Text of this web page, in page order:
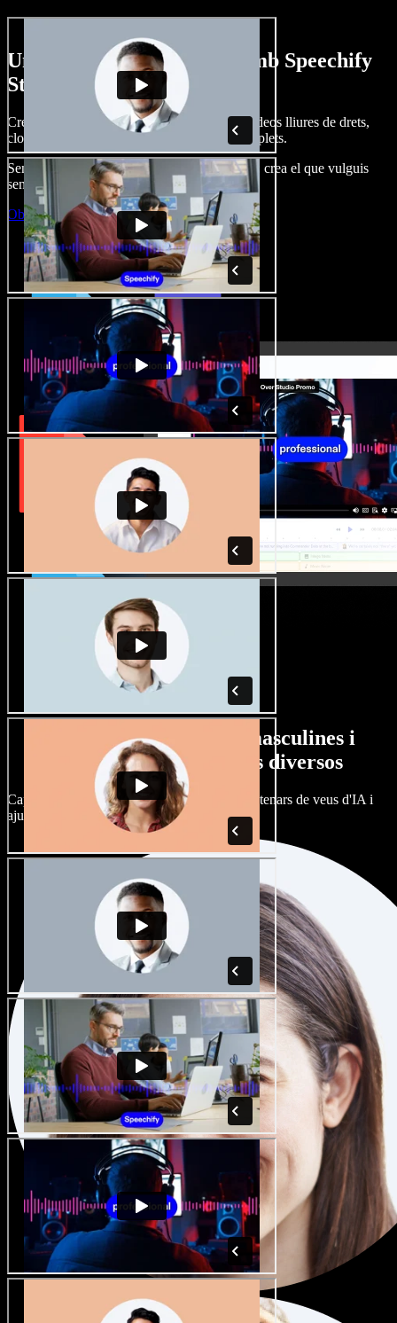
Un tastet del que pots fer amb Speechify
Studio.
Crea dobl. de veu, afegeix imatges, àudio, vídeos lliures de drets,
clona veus i munta projectes multimèdia complets.
Sense corba d’aprenentatge, tot al navegador: crea el que vulguis
sense els límits de sempre.
Obre l'Studio
Gran varietat de veus masculines i
femenines amb accents diversos
Cap projecte ha de sonar igual. Tria entre centenars de veus d'IA i
ajusta'n l’accent.